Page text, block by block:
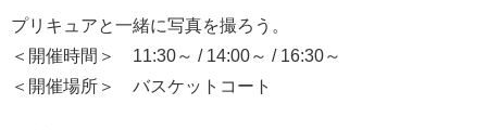
プリキュアと一緒に写真を撮ろう。
＜開催時間＞ 11:30～ / 14:00～ / 16:30～
＜開催場所＞ バスケットコート